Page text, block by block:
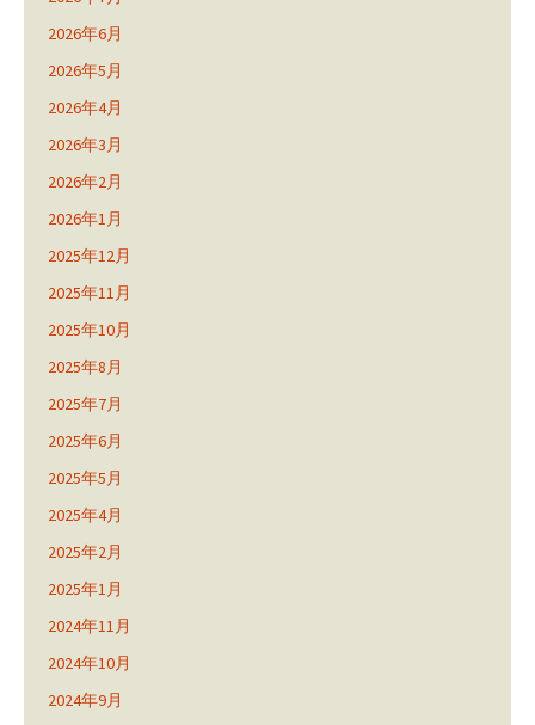
2026年6月
2026年5月
2026年4月
2026年3月
2026年2月
2026年1月
2025年12月
2025年11月
2025年10月
2025年8月
2025年7月
2025年6月
2025年5月
2025年4月
2025年2月
2025年1月
2024年11月
2024年10月
2024年9月